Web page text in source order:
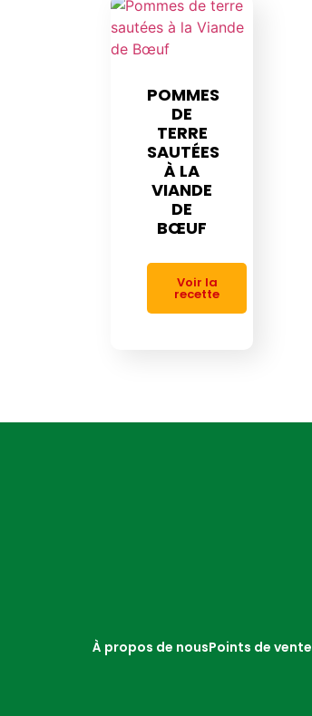
POMMES
DE
TERRE
SAUTÉES
À LA
VIANDE
DE
BŒUF
Voir la
recette
À propos de nousPoints de vente